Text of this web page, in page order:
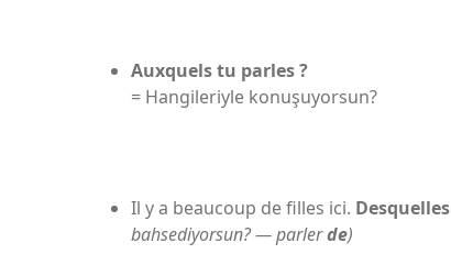
Auxquels tu parles ?
= Hangileriyle konuşuyorsun?
Il y a beaucoup de filles ici. Desquelles
bahsediyorsun? — parlerde)